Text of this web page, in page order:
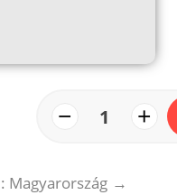
− 1 +
Magyarország →